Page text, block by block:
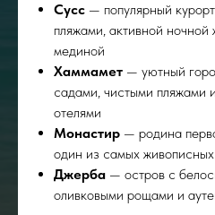
Сусс — популярный
пляжами, активной
мединой
Хаммамет — уютный
садами, чистыми
отелями
Монастир — родина
один из самых
Джерба — остров с
оливковыми рощами и